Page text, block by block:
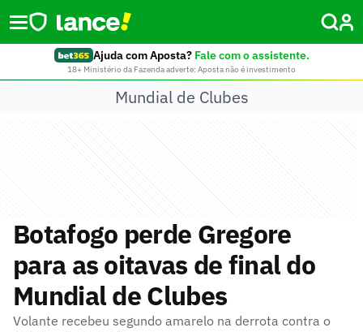
Ajuda com Aposta? Fale com o assistente.
18+ Ministério da Fazenda adverte: Aposta não é investimento
Mundial de Clubes
Botafogo perde Gregore
para as oitavas de final do
Mundial de Clubes
Volante recebeu segundo amarelo na derrota contra o